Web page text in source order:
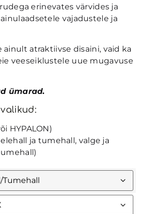
erinevates värvides ja
vajadustele ja
ainult atraktiivse disaini, vaid ka
veeseiklustele uue mugavuse
ümarad.
HYPALON)
ja tumehall, valge ja